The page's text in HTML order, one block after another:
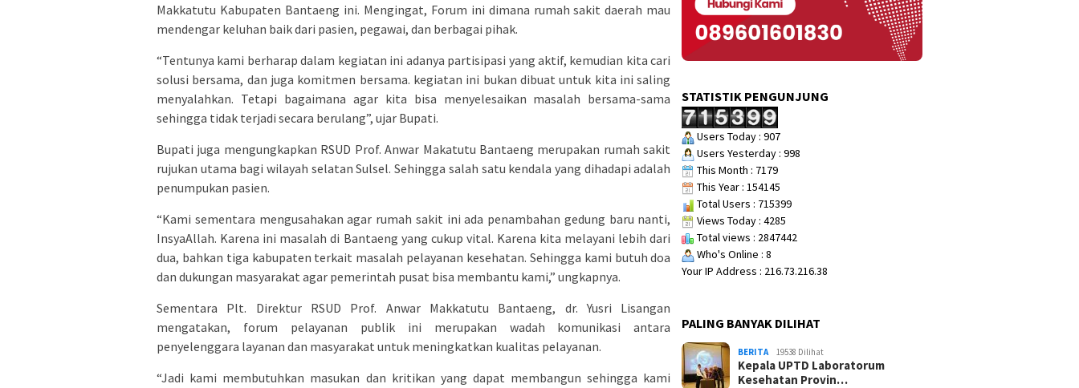
Makkatutu Kabupaten Bantaeng ini. Mengingat, Forum ini dimana rumah sakit daerah mau
mendengar keluhan baik dari pasien, pegawai, dan berbagai pihak.
“Tentunya kami berharap dalam kegiatan ini adanya partisipasi yang aktif, kemudian kita cari
solusi bersama, dan juga komitmen bersama. kegiatan ini bukan dibuat untuk kita ini saling
menyalahkan. Tetapi bagaimana agar kita bisa menyelesaikan masalah bersama-sama
sehingga tidak terjadi secara berulang”, ujar Bupati.
Bupati juga mengungkapkan RSUD Prof. Anwar Makatutu Bantaeng merupakan rumah sakit
rujukan utama bagi wilayah selatan Sulsel. Sehingga salah satu kendala yang dihadapi adalah
penumpukan pasien.
“Kami sementara mengusahakan agar rumah sakit ini ada penambahan gedung baru nanti,
InsyaAllah. Karena ini masalah di Bantaeng yang cukup vital. Karena kita melayani lebih dari
dua, bahkan tiga kabupaten terkait masalah pelayanan kesehatan. Sehingga kami butuh doa
dan dukungan masyarakat agar pemerintah pusat bisa membantu kami,” ungkapnya.
Sementara Plt. Direktur RSUD Prof. Anwar Makkatutu Bantaeng, dr. Yusri Lisangan
mengatakan, forum pelayanan publik ini merupakan wadah komunikasi antara
penyelenggara layanan dan masyarakat untuk meningkatkan kualitas pelayanan.
“Jadi kami membutuhkan masukan dan kritikan yang dapat membangun sehingga kami
STATISTIK PENGUNJUNG
Users Today : 907
Users Yesterday : 998
This Month : 7179
This Year : 154145
Total Users : 715399
Views Today : 4285
Total views : 2847442
Who's Online : 8
Your IP Address : 216.73.216.38
PALING BANYAK DILIHAT
BERITA 19538 Dilihat
Kepala UPTD Laboratorum
Kesehatan Provin…